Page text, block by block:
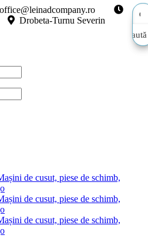
office@leinadcompany.ro
Drobeta-Turnu Severin
Caută
Caută